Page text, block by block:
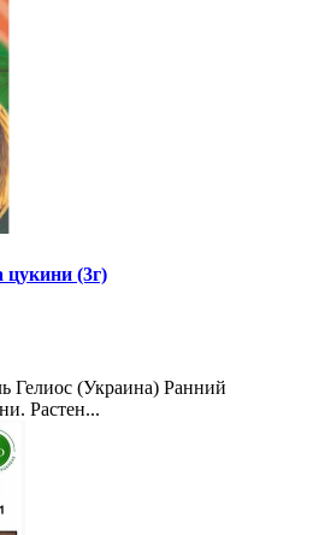
(3г)
Гелиос (Украина) Ранний
Растен...